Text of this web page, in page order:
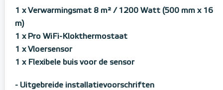
1 x Verwarmingsmat 8 m² / 1200 Watt (500 mm x 16
m)
1 x Pro WiFi-Klokthermostaat
1 x Vloersensor
1 x Flexibele buis voor de sensor
- Uitgebreide installatievoorschriften